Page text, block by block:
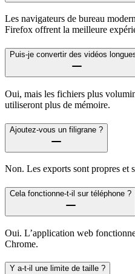
Les navigateurs de bureau
Firefox offrent la meilleure
Puis-je convertir des vidéos
Oui, mais les fichiers plus
utiliseront plus de mémoire.
Ajoutez-vous un filigrane ?
Non. Les exports sont propres et
Cela fonctionne-t-il sur téléphone ?
Oui. L’application web
Chrome.
Y a-t-il une limite de taille ?